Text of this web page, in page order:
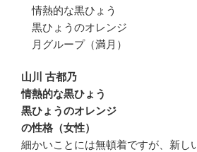
情熱的な黒ひょう
黒ひょうのオレンジ
月グループ（満月）
山川 古都乃
情熱的な黒ひょう
黒ひょうのオレンジ
の性格（女性）
細かいことには無頓着ですが、新し